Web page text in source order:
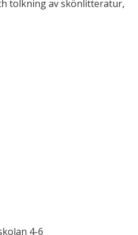
tolkning av skönlitteratur,
4-6